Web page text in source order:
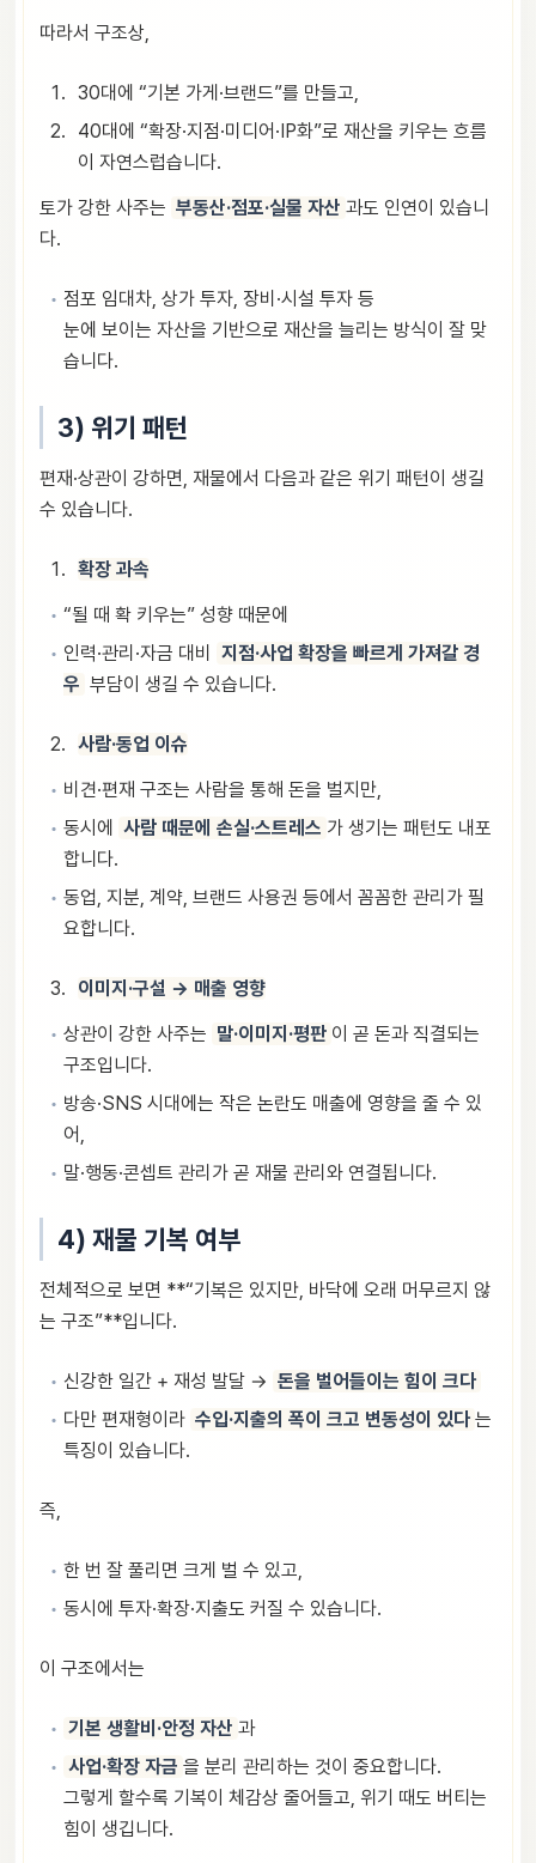
따라서 구조상,
30대에 “기본 가게·브랜드”를 만들고,
40대에 “확장·지점·미디어·IP화”로 재산을 키우는 흐름
이 자연스럽습니다.
토가 강한 사주는 부동산·점포·실물 자산 과도 인연이 있습니
다.
점포 임대차, 상가 투자, 장비·시설 투자 등
눈에 보이는 자산을 기반으로 재산을 늘리는 방식이 잘 맞
습니다.
3) 위기 패턴
편재·상관이 강하면, 재물에서 다음과 같은 위기 패턴이 생길
수 있습니다.
확장 과속
“될 때 확 키우는” 성향 때문에
인력·관리·자금 대비
지점·사업 확장을 빠르게 가져갈 경
우 부담이 생길 수 있습니다.
사람·동업 이슈
비견·편재 구조는 사람을 통해 돈을 벌지만,
동시에
사람 때문에 손실·스트레스 가 생기는 패턴도 내포
합니다.
동업, 지분, 계약, 브랜드 사용권 등에서 꼼꼼한 관리가 필
요합니다.
이미지·구설 → 매출 영향
상관이 강한 사주는 말·이미지·평판 이 곧 돈과 직결되는
구조입니다.
방송·SNS 시대에는 작은 논란도 매출에 영향을 줄 수 있
어,
말·행동·콘셉트 관리가 곧 재물 관리와 연결됩니다.
4) 재물 기복 여부
전체적으로 보면 **“기복은 있지만, 바닥에 오래 머무르지 않
는 구조”**입니다.
신강한 일간 + 재성 발달 → 돈을 벌어들이는 힘이 크다
다만 편재형이라 수입·지출의 폭이 크고 변동성이 있다 는
특징이 있습니다.
즉,
한 번 잘 풀리면 크게 벌 수 있고,
동시에 투자·확장·지출도 커질 수 있습니다.
이 구조에서는
기본 생활비·안정 자산 과
사업·확장 자금 을 분리 관리하는 것이 중요합니다.
그렇게 할수록 기복이 체감상 줄어들고, 위기 때도 버티는
힘이 생깁니다.